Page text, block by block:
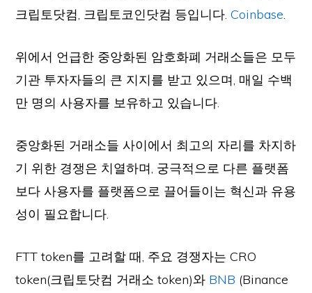
크립토닷컴, 크립토코인닷컴 등입니다.Coinbase.
위에서 언급한 중앙화된 암호화폐 거래소들은 모두
기관 투자자들의 큰 지지를 받고 있으며, 매일 수백
만 명의 사용자를 보유하고 있습니다.
중앙화된 거래소들 사이에서 최고의 자리를 차지하
기 위한 경쟁은 치열하며, 궁극적으로 다른 플랫폼
보다 사용자를 플랫폼으로 끌어들이는 혁신과 유용
성이 필요합니다.
FTT token를 고려할 때, 주요 경쟁자는 CRO
token(크립토닷컴 거래소 token)와 BNB (Binance